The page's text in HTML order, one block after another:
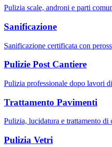
Pulizia scale, androni e parti
Sanificazione
Sanificazione certificata con
Pulizie Post Cantiere
Pulizia professionale dopo lavori
Trattamento Pavimenti
Pulizia, lucidatura e trattamento di
Pulizia Vetri